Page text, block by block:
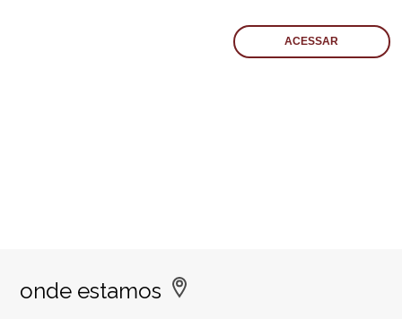
onde estamos